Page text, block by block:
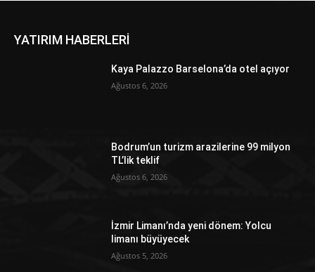
YATIRIM HABERLERİ
Kaya Palazzo Barselona’da otel açıyor
Ağustos 6, 2026
Bodrum’un turizm arazilerine 99 milyon
TL’lik teklif
Ağustos 6, 2026
İzmir Limanı’nda yeni dönem: Yolcu
limanı büyüyecek
Ağustos 5, 2026